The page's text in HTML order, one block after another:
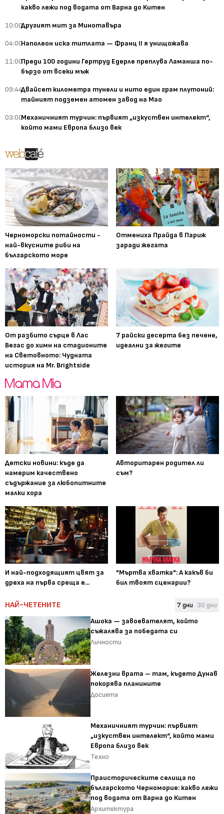
какво лежи под водата от Варна до Китен
10:00Другият мит за Минотавъра
04:00Наполеон иска титлата — Франц II я унищожава
11:00Преди 100 години Гертруд Едерле преплува Ламанша по-
бързо от всеки мъж
09:44Двайсет километра тунели и нито един грам плутоний:
тайният подземен атомен завод на Мао
03:00Механичният турчин: първият „изкуствен интелект“,
който мами Европа близо век
Черноморски потайности -
най-вкусните риби на
българското море
Отмениха Прайда в Париж
заради жегата
От разбито сърце в Лас
Вегас до химн на стадионите
на Световното: Чудната
история на Mr. Brightside
7 райски десерта без печене,
идеални за жегите
Детски новини: къде да
намерим качествено
съдържание за любопитните
малки хора
Авторитарен родител ли
съм?
И най-подходящият цвят за
дреха на първа среща е...
"Мъртва хватка": А какъв би
бил твоят сценарии?
НАЙ-ЧЕТЕНИТЕ 7 дни 30 дни
Ашока — завоевателят, който
съжалява за победата си
Личности
Железни врата – там, където Дунав
покорява планините
Досиета
Механичният турчин: първият
„изкуствен интелект“, който мами
Европа близо век
Техно
Праисторическите селища по
българското Черноморие: какво лежи
под водата от Варна до Китен
Архитектура